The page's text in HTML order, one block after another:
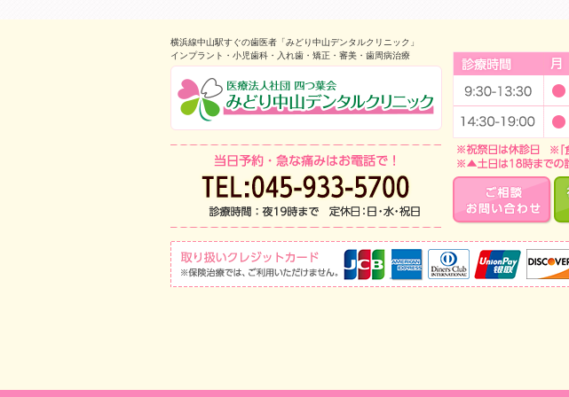
横浜線中山駅すぐの歯医者「みどり中山デンタルクリニック」
インプラント・小児歯科・入れ歯・矯正・審美・歯周病治療
中山のインプラント
当日予約・急な痛み